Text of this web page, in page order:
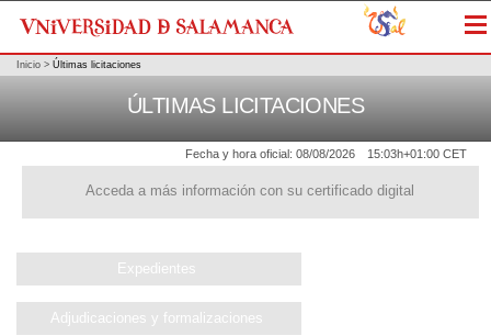
Fecha y hora oficial: 08/08/2026 15:03h+01:00 CET
Acceda a más información con su certificado digital
Inicio > Últimas licitaciones
ÚLTIMAS LICITACIONES
Expedientes
Adjudicaciones y formalizaciones